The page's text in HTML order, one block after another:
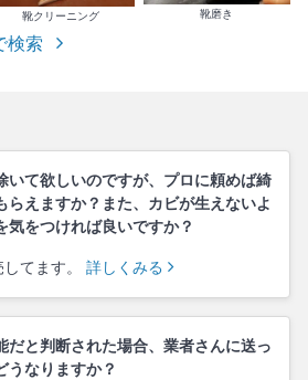
靴クリーニング 靴磨き
検索
いて欲しいのですが、プロに頼めば綺
らえますか？また、カビが生えないよ
気をつければ良いですか？
てます。 詳しくみる
だと判断された場合、業者さんに送っ
うなりますか？